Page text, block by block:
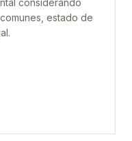
considerando
estado de